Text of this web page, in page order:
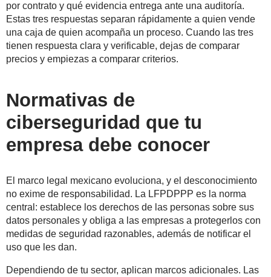
por contrato y qué evidencia entrega ante una auditoría.
Estas tres respuestas separan rápidamente a quien vende
una caja de quien acompaña un proceso. Cuando las tres
tienen respuesta clara y verificable, dejas de comparar
precios y empiezas a comparar criterios.
Normativas de
ciberseguridad que tu
empresa debe conocer
El marco legal mexicano evoluciona, y el desconocimiento
no exime de responsabilidad. La LFPDPPP es la norma
central: establece los derechos de las personas sobre sus
datos personales y obliga a las empresas a protegerlos con
medidas de seguridad razonables, además de notificar el
uso que les dan.
Dependiendo de tu sector, aplican marcos adicionales. Las